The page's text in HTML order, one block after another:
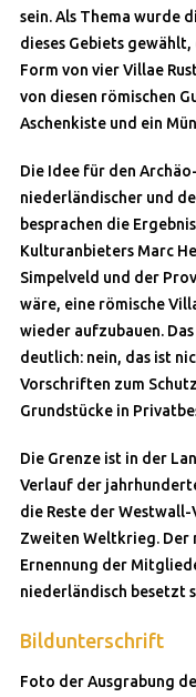
sein. Als Thema wurde
dieses Gebiets
Form von vier Villae
von diesen römischen
Aschenkiste und ein
Die Idee für den
niederländischer und
besprachen die
Kulturanbieters Marc
Simpelveld und der
wäre, eine römische
wieder aufzubauen.
deutlich: nein, das ist
Vorschriften zum
Grundstücke in
Die Grenze ist in der
Verlauf der
die Reste der
Zweiten Weltkrieg. Der
Ernennung der
niederländisch besetzt
Bildunterschrift
Foto der Ausgrabung